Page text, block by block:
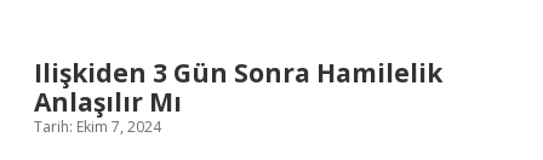
Ilişkiden 3 Gün Sonra Hamilelik
Anlaşılır Mı
Tarih: Ekim 7, 2024